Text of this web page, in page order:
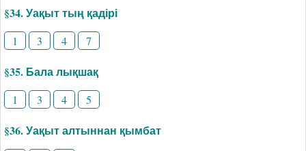
§34. Уақыт тың қадірі
1 3 4 7
§35. Бала лықшақ
1 3 4 5
§36. Уақыт алтыннан қымбат